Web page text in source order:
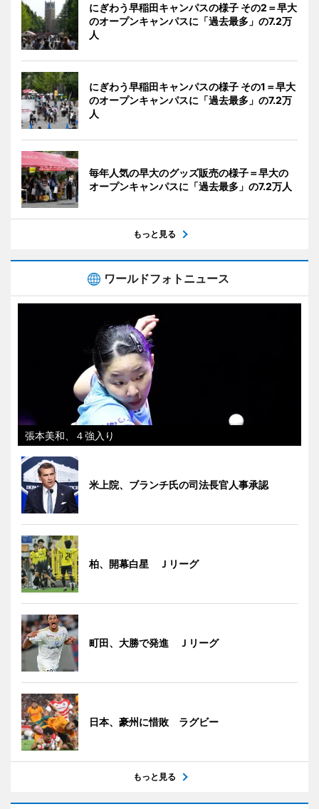
にぎわう早稲田キャンパスの様子 その2＝早大
のオープンキャンパスに「過去最多」の7.2万
人
にぎわう早稲田キャンパスの様子 その1＝早大
のオープンキャンパスに「過去最多」の7.2万
人
毎年人気の早大のグッズ販売の様子＝早大の
オープンキャンパスに「過去最多」の7.2万人
もっと見る
ワールドフォトニュース
張本美和、４強入り
米上院、ブランチ氏の司法長官人事承認
柏、開幕白星 Ｊリーグ
町田、大勝で発進 Ｊリーグ
日本、豪州に惜敗 ラグビー
もっと見る